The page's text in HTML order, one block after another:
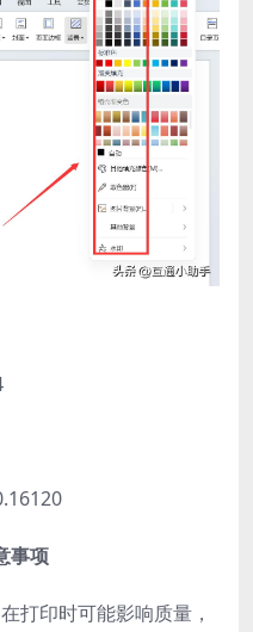
事项
打印时可能影响质量，